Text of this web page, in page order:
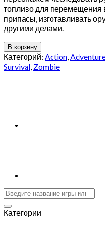
топливо для перемещения
припасы, изготавливать
другими делами.
В корзину
Категорий: Action,Adventure
Survival, Zombie
Категории